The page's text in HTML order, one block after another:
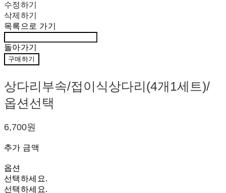
수정하기
삭제하기
목록으로 가기
돌아가기
구매하기
상다리부속/접이식상다리(4개1세트)/
옵션선택
6,700원
추가 금액
옵션
선택하세요.
선택하세요.